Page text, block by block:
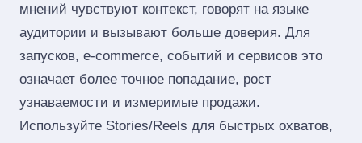
мнений чувствуют контекст, говорят на языке
аудитории и вызывают больше доверия. Для
запусков, e‑commerce, событий и сервисов это
означает более точное попадание, рост
узнаваемости и измеримые продажи.
Используйте Stories/Reels для быстрых охватов,